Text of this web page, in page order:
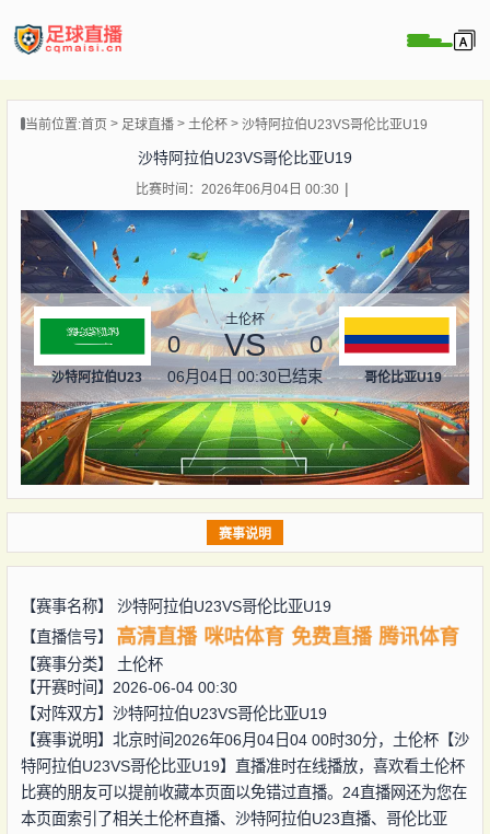
播
闻
当前位置:首页 足球直播 土伦杯 沙特阿拉伯U23VS哥伦比亚U19
沙特阿拉伯U23VS哥伦比亚U19
比赛时间：2026年06月04日 00:30
沙特阿拉伯U23
土伦杯
0 VS 0
06月04日 00:30已结束 哥伦比亚U19
赛事说明
【赛事名称】 沙特阿拉伯U23VS哥伦比亚U19
【直播信号】
高清直播 咪咕体育 免费直播 腾讯体育
【赛事分类】 土伦杯
【开赛时间】2026-06-04 00:30
【对阵双方】 沙特阿拉伯U23VS哥伦比亚U19
【赛事说明】北京时间2026年06月04日04 00时30分，土伦杯【沙
特阿拉伯U23VS哥伦比亚U19】直播准时在线播放，喜欢看土伦杯
比赛的朋友可以提前收藏本页面以免错过直播。24直播网还为您在
本页面索引了相关土伦杯直播、沙特阿拉伯U23直播、哥伦比亚